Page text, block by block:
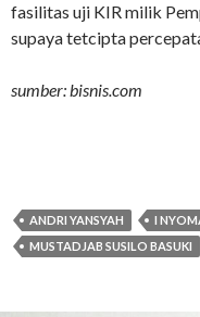
fasilitas uji KIR milik
supaya tetcipta
sumber: bisnis.com
ANDRI YANSYAH
I
MUSTADJAB SUSILO BASUKI